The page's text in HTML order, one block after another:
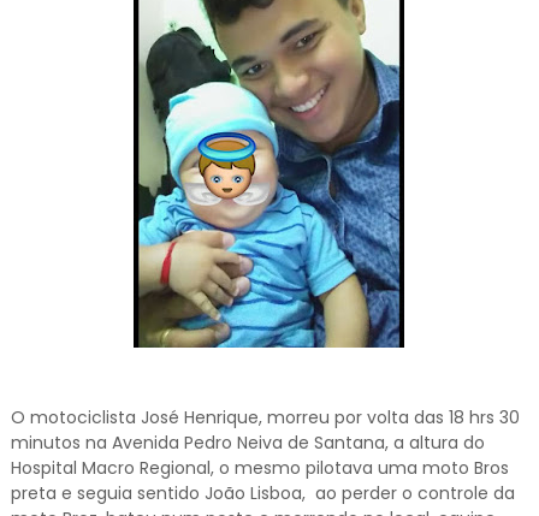
O motociclista José Henrique, morreu por volta das 18 hrs 30
minutos na Avenida Pedro Neiva de Santana, a altura do
Hospital Macro Regional, o mesmo pilotava uma moto Bros
preta e seguia sentido João Lisboa, ao perder o controle da